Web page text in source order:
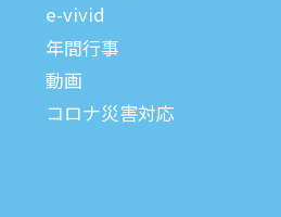
e-vivid
年間⾏事
動画
コロナ災害対応